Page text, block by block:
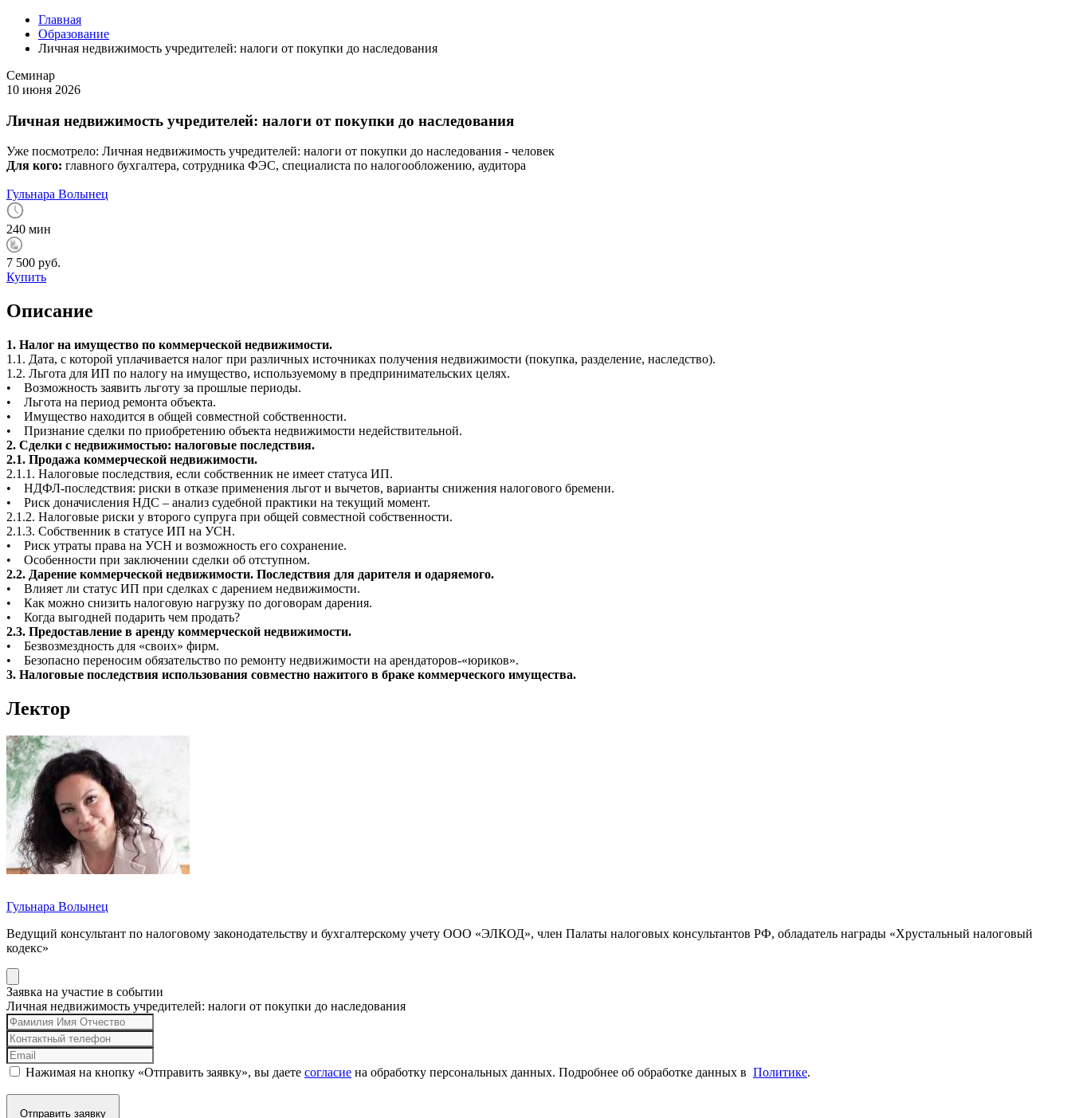
Главная
Образование
Личная недвижимость учредителей: налоги от покупки до наследования
Семинар
10 июня 2026
Личная недвижимость учредителей: налоги от покупки до наследования
Уже посмотрело: Личная недвижимость учредителей: налоги от покупки до наследования - человек
Для кого: главного бухгалтера, сотрудника ФЭС, специалиста по налогообложению, аудитора
Гульнара Волынец
240 мин
7 500 руб.
Купить
Описание
1. Налог на имущество по коммерческой недвижимости.
1.1. Дата, с которой уплачивается налог при различных источниках получения недвижимости (покупка, разделение, наследство).
1.2. Льгота для ИП по налогу на имущество, используемому в предпринимательских целях.
• Возможность заявить льготу за прошлые периоды.
• Льгота на период ремонта объекта.
• Имущество находится в общей совместной собственности.
• Признание сделки по приобретению объекта недвижимости недействительной.
2. Сделки с недвижимостью: налоговые последствия.
2.1. Продажа коммерческой недвижимости.
2.1.1. Налоговые последствия, если собственник не имеет статуса ИП.
• НДФЛ-последствия: риски в отказе применения льгот и вычетов, варианты снижения налогового бремени.
• Риск доначисления НДС – анализ судебной практики на текущий момент.
2.1.2. Налоговые риски у второго супруга при общей совместной собственности.
2.1.3. Собственник в статусе ИП на УСН.
• Риск утраты права на УСН и возможность его сохранение.
• Особенности при заключении сделки об отступном.
2.2. Дарение коммерческой недвижимости. Последствия для дарителя и одаряемого.
• Влияет ли статус ИП при сделках с дарением недвижимости.
• Как можно снизить налоговую нагрузку по договорам дарения.
• Когда выгодней подарить чем продать?
2.3. Предоставление в аренду коммерческой недвижимости.
• Безвозмездность для «своих» фирм.
• Безопасно переносим обязательство по ремонту недвижимости на арендаторов-«юриков».
3. Налоговые последствия использования совместно нажитого в браке коммерческого имущества.
Лектор
Гульнара Волынец
Ведущий консультант по налоговому законодательству и бухгалтерскому учету ООО «ЭЛКОД», член Палаты налоговых консультантов РФ, обладатель награды «Хрустальный налоговый
кодекс»
Заявка на участие в событии
Личная недвижимость учредителей: налоги от покупки до наследования
Нажимая на кнопку «Отправить заявку», вы даете согласие на обработку персональных данных. Подробнее об обработке данных в Политике.
Отправить заявку